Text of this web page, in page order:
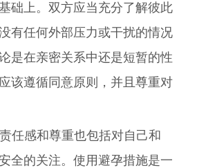
础上。双方应当充分了解彼此
有任何外部压力或干扰的情况
是在亲密关系中还是短暂的性
该遵循同意原则，并且尊重对
任感和尊重也包括对自己和
全的关注。使用避孕措施是一